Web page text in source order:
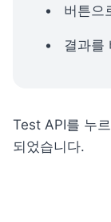
버튼으
결과를
Test API를 누
되었습니다.